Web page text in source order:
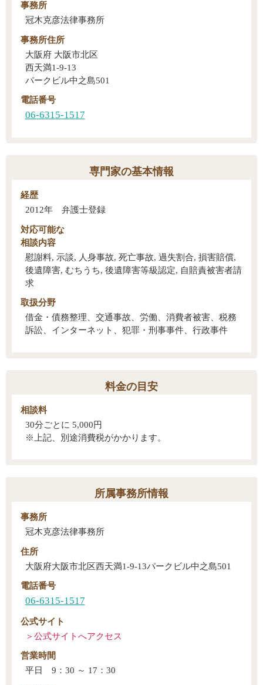
事務所
冠木克彦法律事務所
事務所住所
大阪府 大阪市北区
西天満1-9-13
パークビル中之島501
電話番号
06-6315-1517
専門家の基本情報
経歴
2012年 弁護士登録
対応可能な
相談内容
慰謝料, 示談, 人身事故, 死亡事故, 過失割合, 損害賠償,
後遺障害, むちうち, 後遺障害等級認定, 自賠責被害者請
求
取扱分野
借金・債務整理、交通事故、労働、消費者被害、税務
訴訟、インターネット、犯罪・刑事事件、行政事件
料金の目安
相談料
30分ごとに 5,000円
※上記、別途消費税がかかります。
所属事務所情報
事務所
冠木克彦法律事務所
住所
大阪府大阪市北区西天満1-9-13パークビル中之島501
電話番号
06-6315-1517
公式サイト
営業時間
平日 9：30 ～ 17：30